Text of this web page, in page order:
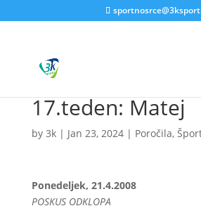
17.teden: Matej
by 3k| Jan 23, 2024| Poročila,
Ponedeljek, 21.4.2008
POSKUS ODKLOPA